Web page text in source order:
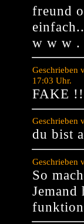
freund
w w w .
Geschrieben
17:03 Uhr.
FAKE
Geschrieben
du bist
Geschrieben
So
Jemand